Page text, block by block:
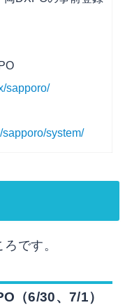
sapporo/
system/
です。
（6/30、7/1）